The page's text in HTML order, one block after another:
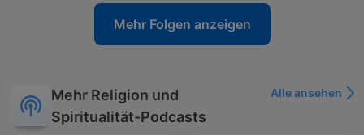
Mehr Folgen anzeigen
Mehr Religion und
Spiritualität-Podcasts
Alle ansehen